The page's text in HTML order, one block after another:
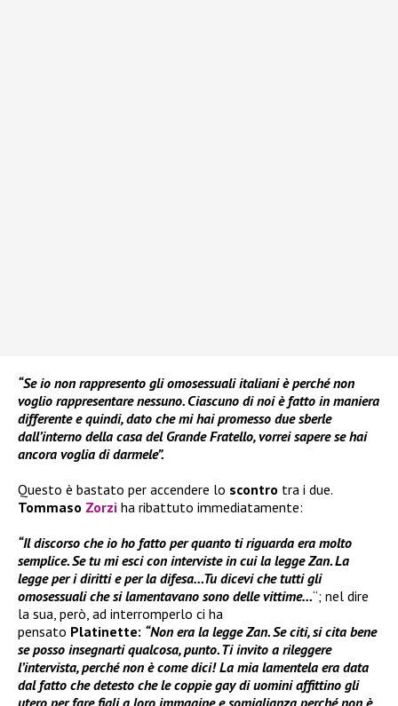
“Se io non rappresento gli omosessuali italiani è perché non
voglio rappresentare nessuno. Ciascuno di noi è fatto in maniera
differente e quindi, dato che mi hai promesso due sberle
dall’interno della casa del Grande Fratello, vorrei sapere se hai
ancora voglia di darmele”.
Questo è bastato per accendere lo scontro tra i due.
Tommaso Zorzi ha ribattuto immediatamente:
“Il discorso che io ho fatto per quanto ti riguarda era molto
semplice. Se tu mi esci con interviste in cui la legge Zan. La
legge per i diritti e per la difesa…Tu dicevi che tutti gli
omosessuali che si lamentavano sono delle vittime…“; nel dire
la sua, però, ad interromperlo ci ha
pensato Platinette: “Non era la legge Zan. Se citi, si cita bene
se posso insegnarti qualcosa, punto. Ti invito a rileggere
l’intervista, perché non è come dici! La mia lamentela era data
dal fatto che detesto che le coppie gay di uomini affittino gli